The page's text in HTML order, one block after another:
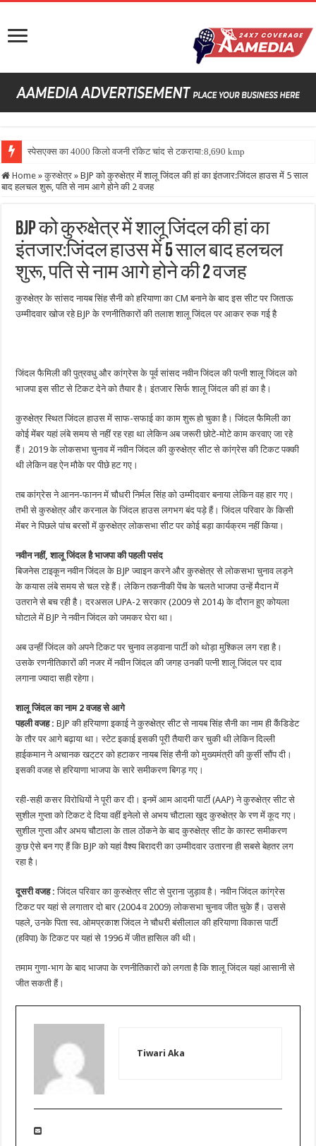
स्पेसएक्स का 4000 किलो वजनी रॉकेट चांद से टकराया:8,690 kmph की रफ्तार से
Home » कुरुक्षेत्र » BJP को कुरुक्षेत्र में शालू जिंदल की हां का इंतजार:जिंदल हाउस में 5 साल
बाद हलचल शुरू, पति से नाम आगे होने की 2 वजह
BJP को कुरुक्षेत्र में शालू जिंदल की हां का
इंतजार:जिंदल हाउस में 5 साल बाद हलचल
शुरू, पति से नाम आगे होने की 2 वजह
कुरुक्षेत्र के सांसद नायब सिंह सैनी को हरियाणा का CM बनाने के बाद इस सीट पर जिताऊ
उम्मीदवार खोज रहे BJP के रणनीतिकारों की तलाश शालू जिंदल पर आकर रुक गई है
जिंदल फैमिली की पुत्रवधु और कांग्रेस के पूर्व सांसद नवीन जिंदल की पत्नी शालू जिंदल को
भाजपा इस सीट से टिकट देने को तैयार है। इंतजार सिर्फ शालू जिंदल की हां का है।
कुरुक्षेत्र स्थित जिंदल हाउस में साफ-सफाई का काम शुरू हो चुका है। जिंदल फैमिली का
कोई मेंबर यहां लंबे समय से नहीं रह रहा था लेकिन अब जरूरी छोटे-मोटे काम करवाए जा रहे
हैं। 2019 के लोकसभा चुनाव में नवीन जिंदल की कुरुक्षेत्र सीट से कांग्रेस की टिकट पक्की
थी लेकिन वह ऐन मौके पर पीछे हट गए।
तब कांग्रेस ने आनन-फानन में चौधरी निर्मल सिंह को उम्मीदवार बनाया लेकिन वह हार गए।
तभी से कुरुक्षेत्र और करनाल के जिंदल हाउस लगभग बंद पड़े हैं। जिंदल परिवार के किसी
मेंबर ने पिछले पांच बरसों में कुरुक्षेत्र लोकसभा सीट पर कोई बड़ा कार्यक्रम नहीं किया।
नवीन नहीं, शालू जिंदल है भाजपा की पहली पसंद
बिजनेस टाइकून नवीन जिंदल के BJP ज्वाइन करने और कुरुक्षेत्र से लोकसभा चुनाव लड़ने
के कयास लंबे समय से चल रहे हैं। लेकिन तकनीकी पेंच के चलते भाजपा उन्हें मैदान में
उतराने से बच रही है। दरअसल UPA-2 सरकार (2009 से 2014) के दौरान हु़ए कोयला
घोटाले में BJP ने नवीन जिंदल को जमकर घेरा था।
अब उन्हीं जिंदल को अपने टिकट पर चुनाव लड़वाना पार्टी को थोड़ा मुश्किल लग रहा है।
उसके रणनीतिकारों की नजर में नवीन जिंदल की जगह उनकी पत्नी शालू जिंदल पर दाव
लगाना ज्यादा सही रहेगा।
शालू जिंदल का नाम 2 वजह से आगे
पहली वजह : BJP की हरियाणा इकाई ने कुरुक्षेत्र सीट से नायब सिंह सैनी का नाम ही कैंडिडेट
के तौर पर आगे बढ़ाया था। स्टेट इकाई इसकी पूरी तैयारी कर चुकी थी लेकिन दिल्ली
हाईकमान ने अचानक खट्‌टर को हटाकर नायब सिंह सैनी को मुख्यमंत्री की कुर्सी सौंप दी।
इसकी वजह से हरियाणा भाजपा के सारे समीकरण बिगड़ गए।
रही-सही कसर विरोधियों ने पूरी कर दी। इनमें आम आदमी पार्टी (AAP) ने कुरुक्षेत्र सीट से
सुशील गुप्ता को टिकट दे दिया वहीं इनेलो से अभय चौटाला खुद कुरुक्षेत्र के रण में कूद गए।
सुशील गुप्ता और अभय चौटाला के ताल ठोंकने के बाद कुरुक्षेत्र सीट के कास्ट समीकरण
कुछ ऐसे बन गए हैं कि BJP को यहां वैश्य बिरादरी का उम्मीदवार उतारना ही सबसे बेहतर लग
रहा है।
दूसरी वजह : जिंदल परिवार का कुरुक्षेत्र सीट से पुराना जुड़ाव है। नवीन जिंदल कांग्रेस
टिकट पर यहां से लगातार दो बार (2004 व 2009) लोकसभा चुनाव जीत चुके हैं। उससे
पहले, उनके पिता स्व. ओमप्रकाश जिंदल ने चौधरी बंसीलाल की हरियाणा विकास पार्टी
(हविपा) के टिकट पर यहां से 1996 में जीत हासिल की थी।
तमाम गुणा-भाग के बाद भाजपा के रणनीतिकारों को लगता है कि शालू जिंदल यहां आसानी से
जीत सकती हैं।
Tiwari Aka